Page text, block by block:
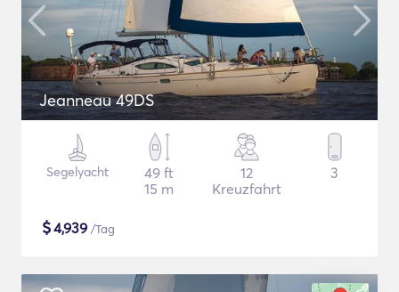
Jeanneau 49DS
Segelyacht
49 ft
15 m
12
Kreuzfahrt
3
$4,939 /Tag